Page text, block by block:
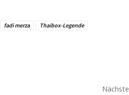
fadi merza Thaibox-Legende